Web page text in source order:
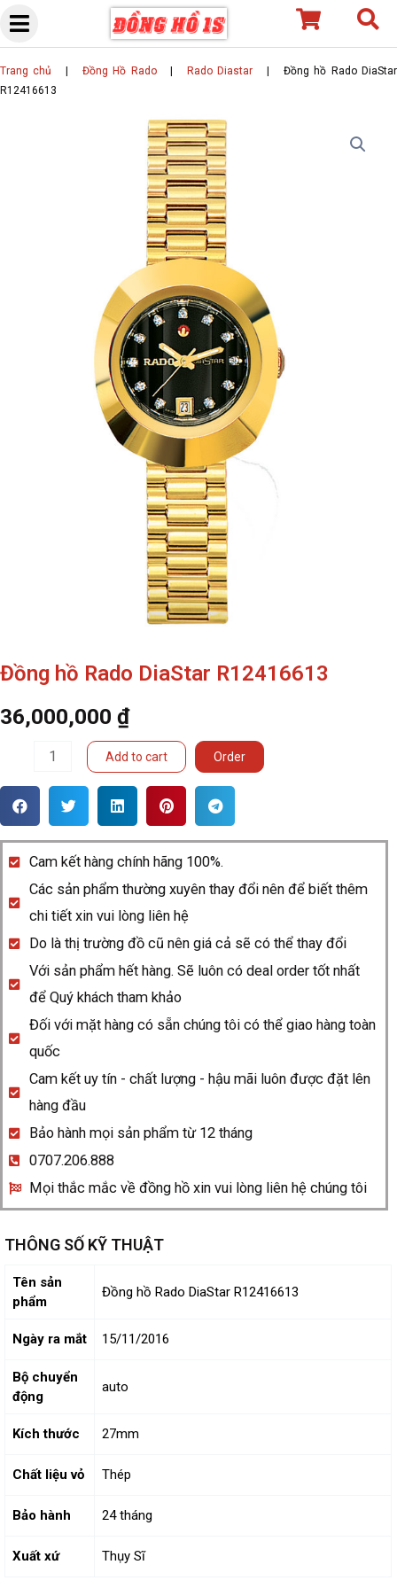
Skip
content
Trang chủ Đồng Hồ Rado| Rado Diastar |Đồng hồ Rado DiaStar
R12416613
Đồng hồ Rado DiaStar R12416613
36,000,000 ₫
Rado
R12416613
quantity
Add to cart Order
Cam kết hàng chính hãng 100%.
Các sản phẩm thường xuyên thay đổi nên để biết thêm
chi tiết xin vui lòng liên hệ
Do là thị trường đồ cũ nên giá cả sẽ có thể thay đổi
Với sản phẩm hết hàng. Sẽ luôn có deal order tốt nhất
để Quý khách tham khảo
Đối với mặt hàng có sẵn chúng tôi có thể giao hàng toàn
quốc
Cam kết uy tín - chất lượng - hậu mãi luôn được đặt lên
hàng đầu
Bảo hành mọi sản phẩm từ 12 tháng
0707.206.888
Mọi thắc mắc về đồng hồ xin vui lòng liên hệ chúng tôi
THÔNG SỐ KỸ THUẬT
Tên sản
phẩm
Đồng hồ Rado DiaStar R12416613
Ngày ra mắt 15/11/2016
Bộ chuyển
động
auto
Kích thước 27mm
Chất liệu vỏ Thép
Bảo hành 24 tháng
Xuất xứ Thụy Sĩ